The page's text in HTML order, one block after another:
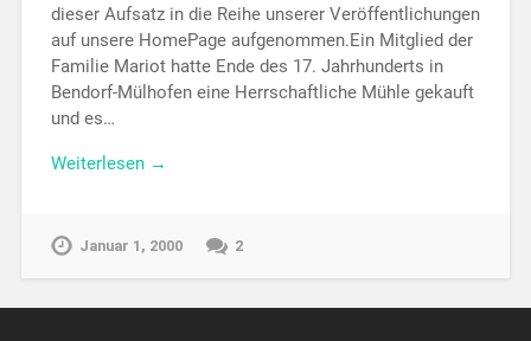
dieser Aufsatz in die Reihe unserer Veröffentlichungen
auf unsere HomePage aufgenommen.Ein Mitglied der
Familie Mariot hatte Ende des 17. Jahrhunderts in
Bendorf-Mülhofen eine Herrschaftliche Mühle gekauft
und es…
Weiterlesen →
Januar 1, 2000 2